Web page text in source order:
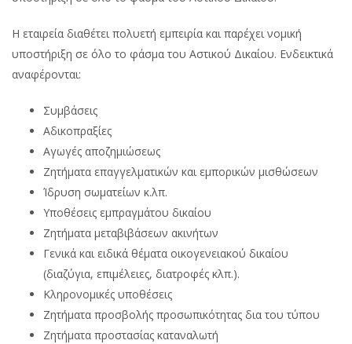
Η εταιρεία διαθέτει πολυετή εμπειρία και παρέχει νομική
υποστήριξη σε όλο το φάσμα του Αστικού Δικαίου. Ενδεικτικά
αναφέρονται:
Συμβάσεις
Αδικοπραξίες
Αγωγές αποζημιώσεως
Ζητήματα επαγγελματικών και εμπορικών μισθώσεων
Ίδρυση σωματείων κ.λπ.
Υποθέσεις εμπραγμάτου δικαίου
Ζητήματα μεταβιβάσεων ακινήτων
Γενικά και ειδικά θέματα οικογενειακού δικαίου
(διαζύγια, επιμέλειες, διατροφές κλπ.).
Κληρονομικές υποθέσεις
Ζητήματα προσβολής προσωπικότητας δια του τύπου
Ζητήματα προστασίας καταναλωτή